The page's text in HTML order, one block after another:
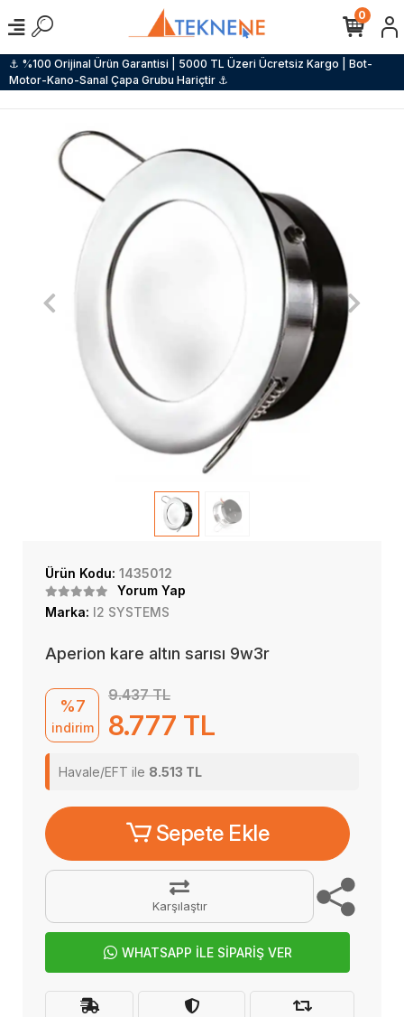
⚓ %100 Orijinal Ürün Garantisi | 5000 TL Üzeri Ücretsiz Kargo | Bot-
Motor-Kano-Sanal Çapa Grubu Hariçtir ⚓
0
Ürün Kodu: 1435012
Yorum Yap
Marka: I2 SYSTEMS
Aperion kare altın sarısı 9w3r
%7
indirim
9.437 TL
8.777 TL
Havale/EFT ile 8.513 TL
Sepete Ekle
Karşılaştır
WHATSAPP İLE SİPARİŞ VER